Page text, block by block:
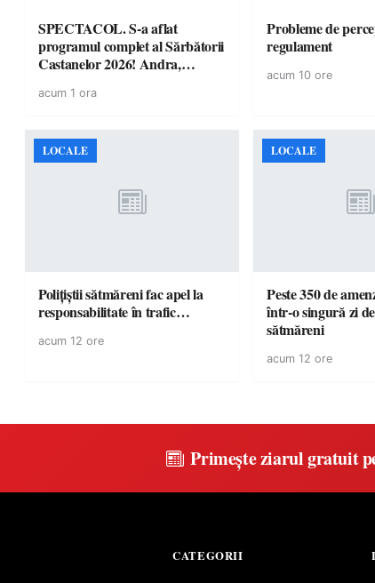
SPECTACOL. S-a aflat
programul complet al Sărbătorii
Castanelor 2026! Andra,
Fonic, Zdob și Zdub și Fuego
acum 1 ora
Probleme de
regulament
acum 10 ore
LOCALE
Polițiștii sătmăreni fac apel la
responsabilitate în trafic…
acum 12 ore
LOCALE
Peste 350 de
într-o singură zi
sătmăreni
acum 12 ore
Primește ziarul gratuit
CATEGORII